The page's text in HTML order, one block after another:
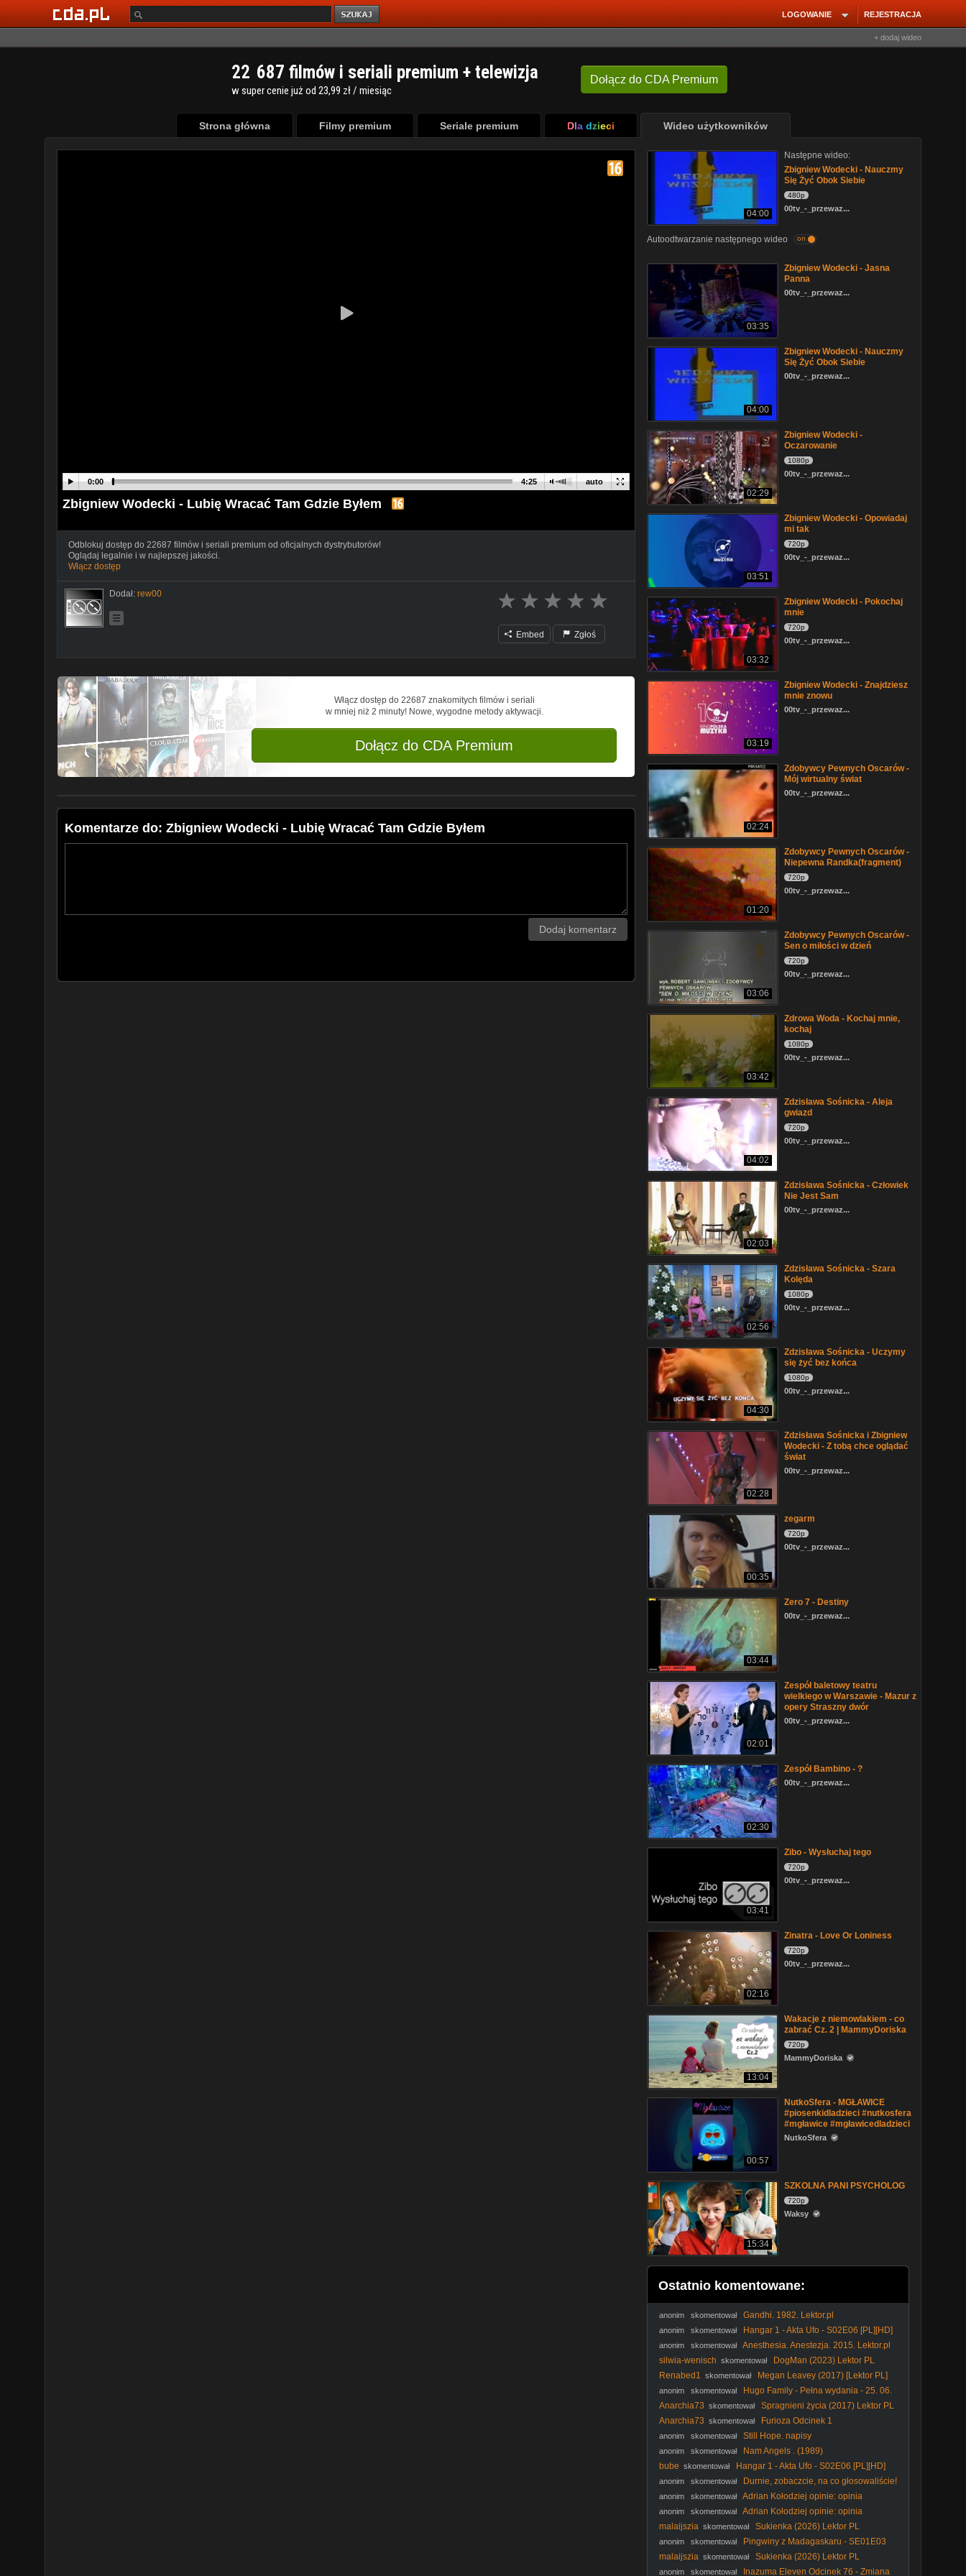
REJESTRACJA
LOGOWANIE
+ dodaj wideo
Dołącz do CDA Premium
22 687 filmów i seriali premium + telewizja
w super cenie już od 23,99 zł / miesiąc
Strona główna Filmy premium Seriale premium Dla dzieci Wideo użytkowników
auto
0:00 4:25
Zbigniew Wodecki - Lubię Wracać Tam Gdzie Byłem
Odblokuj dostęp do 22687 filmów i seriali premium od oficjalnych dystrybutorów!
Oglądaj legalnie i w najlepszej jakości.
Włącz dostęp
Dodał: rew00
Embed Zgłoś
Włącz dostęp do 22687 znakomitych filmów i seriali
w mniej niż 2 minuty! Nowe, wygodne metody aktywacji.
Dołącz do CDA Premium
Komentarze do: Zbigniew Wodecki - Lubię Wracać Tam Gdzie Byłem
Dodaj komentarz
04:00
Następne wideo:
Zbigniew Wodecki - Nauczmy
Się Żyć Obok Siebie
480p
00tv_-_przewaz...
Autoodtwarzanie następnego wideo on
03:35
Zbigniew Wodecki - Jasna
Panna
00tv_-_przewaz...
04:00
Zbigniew Wodecki - Nauczmy
Się Żyć Obok Siebie
00tv_-_przewaz...
02:29
Zbigniew Wodecki -
Oczarowanie
1080p
00tv_-_przewaz...
03:51
Zbigniew Wodecki - Opowiadaj
mi tak
720p
00tv_-_przewaz...
03:32
Zbigniew Wodecki - Pokochaj
mnie
720p
00tv_-_przewaz...
03:19
Zbigniew Wodecki - Znajdziesz
mnie znowu
00tv_-_przewaz...
02:24
Zdobywcy Pewnych Oscarów -
Mój wirtualny świat
00tv_-_przewaz...
01:20
Zdobywcy Pewnych Oscarów -
Niepewna Randka(fragment)
720p
00tv_-_przewaz...
03:06
Zdobywcy Pewnych Oscarów -
Sen o miłości w dzień
720p
00tv_-_przewaz...
03:42
Zdrowa Woda - Kochaj mnie,
kochaj
1080p
00tv_-_przewaz...
04:02
Zdzisława Sośnicka - Aleja
gwiazd
720p
00tv_-_przewaz...
02:03
Zdzisława Sośnicka - Człowiek
Nie Jest Sam
00tv_-_przewaz...
02:56
Zdzisława Sośnicka - Szara
Kolęda
1080p
00tv_-_przewaz...
04:30
Zdzisława Sośnicka - Uczymy
się żyć bez końca
1080p
00tv_-_przewaz...
02:28
Zdzisława Sośnicka i Zbigniew
Wodecki - Z tobą chce oglądać
świat
00tv_-_przewaz...
00:35
zegarm
720p
00tv_-_przewaz...
03:44
Zero 7 - Destiny
00tv_-_przewaz...
02:01
Zespół baletowy teatru
wielkiego w Warszawie - Mazur z
opery Straszny dwór
00tv_-_przewaz...
02:30
Zespół Bambino - ?
00tv_-_przewaz...
03:41
Zibo - Wysłuchaj tego
720p
00tv_-_przewaz...
02:16
Zinatra - Love Or Loniness
720p
00tv_-_przewaz...
13:04
Wakacje z niemowlakiem - co
zabrać Cz. 2 | MammyDoriska
720p
MammyDoriska
00:57
NutkoSfera - MGŁAWICE
#piosenkidladzieci #nutkosfera
#mgławice #mgławicedladzieci
NutkoSfera
15:34
SZKOLNA PANI PSYCHOLOG
720p
Waksy
Ostatnio komentowane:
anonim skomentował Gandhi. 1982. Lektor.pl
anonim skomentował Hangar 1 - Akta Ufo - S02E06 [PL][HD]
anonim skomentował Anesthesia. Anestezja. 2015. Lektor.pl
silwia-wenisch skomentował
DogMan (2023) Lektor PL
Renabed1 skomentował Megan Leavey (2017) [Lektor PL]
anonim skomentował
Hugo Family - Pełna wydania - 25. 06.
2005
Anarchia73 skomentował
Spragnieni życia (2017) Lektor PL
Anarchia73 skomentował Furioza Odcinek 1
anonim skomentował Still Hope. napisy
anonim skomentował
Nam Angels . (1989)
bube skomentował Hangar 1 - Akta Ufo - S02E06 [PL][HD]
anonim skomentował
Durnie, zobaczcie, na co głosowaliście!
#Nawrocki #Batyr #protestanci #wybory2025 #polityka
anonim skomentował Adrian Kołodziej opinie: opinia
uczestniczki coachingu z dnia 18. 02. 2026
anonim skomentował Adrian Kołodziej opinie: opinia
uczestniczki coachingu z dnia 18. 02. 2026
malaijszia skomentował Sukienka (2026) Lektor PL
anonim skomentował
Pingwiny z Madagaskaru - SE01E03
Sąsiad Z Księżyca - Nawiedzone Zoo
malaijszia skomentował Sukienka (2026) Lektor PL
anonim skomentował Inazuma Eleven Odcinek 76 - Zmiana